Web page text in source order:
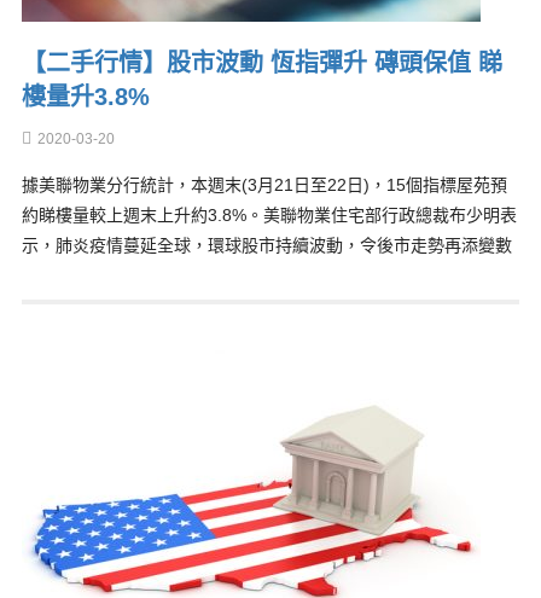
【二手行情】股市波動 恆指彈升 磚頭保值 睇
樓量升3.8%
2020-03-20
據美聯物業分行統計，本週末(3月21日至22日)，15個指標屋苑預
約睇樓量較上週末上升約3.8%。美聯物業住宅部行政總裁布少明表
示，肺炎疫情蔓延全球，環球股市持續波動，令後市走勢再添變數